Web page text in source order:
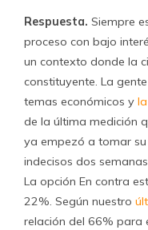
Respuesta. Siempre
proceso con bajo
un contexto donde la
constituyente. La
temas económicos y
de la última medición
ya empezó a tomar
indecisos dos
La opción En contra
22%. Según nuestro
relación del 66% para